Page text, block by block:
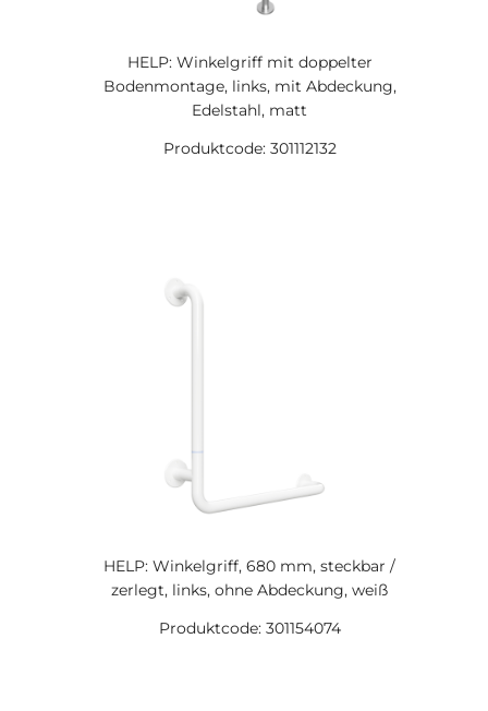
HELP: Winkelgriff mit doppelter
Bodenmontage, links, mit Abdeckung,
Edelstahl, matt
Produktcode: 301112132
HELP: Winkelgriff, 680 mm, steckbar /
zerlegt, links, ohne Abdeckung, weiß
Produktcode: 301154074